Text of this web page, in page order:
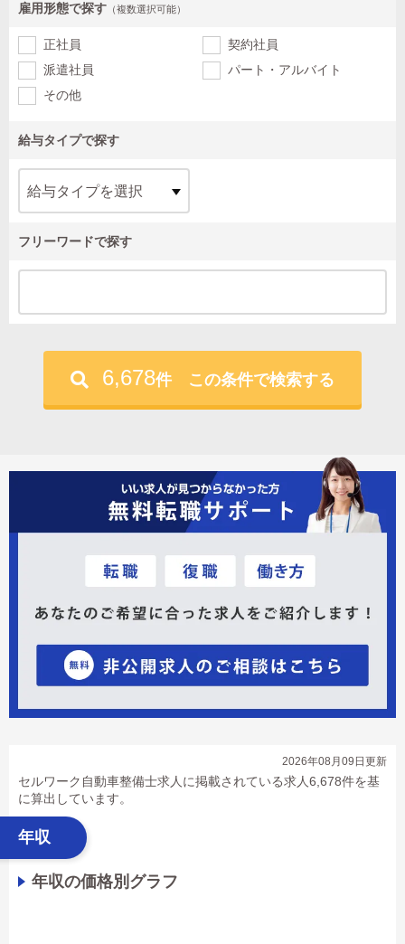
雇用形態で探す （複数選択可能）
正社員
契約社員
派遣社員
パート・アルバイト
その他
給与タイプで探す
フリーワードで探す
6,678件 この条件で検索する
2026年08月09日更新
セルワーク自動車整備士求人に掲載されている求人6,678件を基
に算出しています。
年収
年収の価格別グラフ